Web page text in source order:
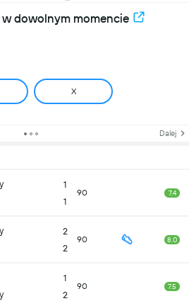
dowolnym momencie
X
Dalej
1
1
90 7.4
2
2
90 8.0
1
2
90 7.5